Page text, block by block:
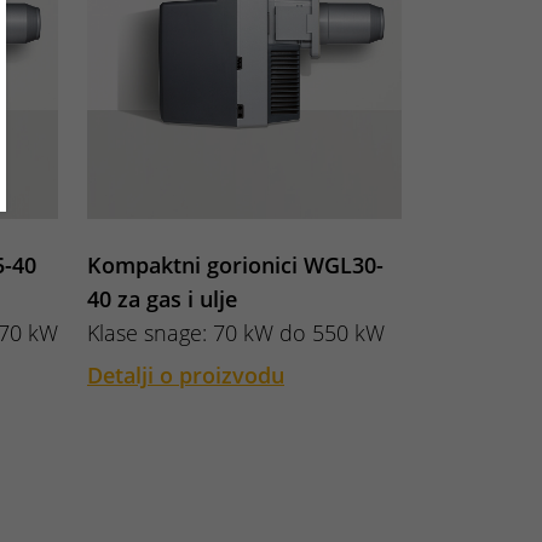
40
kW
Kompaktni gorionici WGL30-
40 za gas i ulje
Klase snage: 70 kW do 550 kW
Detalji o proizvodu